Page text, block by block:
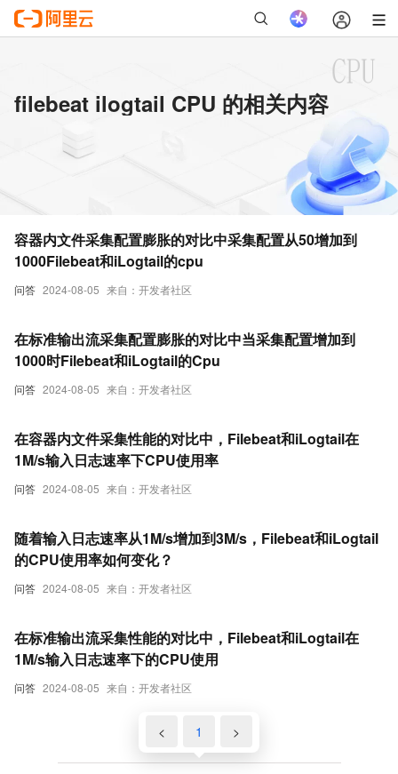
filebeat ilogtail CPU 的相关内容
问答 2024-08-05 来自：开发者社区
容器内文件采集配置膨胀的对比中采集配置从50增加到
1000Filebeat和iLogtail的cpu
问答 2024-08-05 来自：开发者社区
在标准输出流采集配置膨胀的对比中当采集配置增加到
1000时Filebeat和iLogtail的Cpu
问答 2024-08-05 来自：开发者社区
在容器内文件采集性能的对比中，Filebeat和iLogtail在
1M/s输入日志速率下CPU使用率
问答 2024-08-05 来自：开发者社区
随着输入日志速率从1M/s增加到3M/s，Filebeat和iLogtail
的CPU使用率如何变化？
问答 2024-08-05 来自：开发者社区
在标准输出流采集性能的对比中，Filebeat和iLogtail在
1M/s输入日志速率下的CPU使用
< 1 >